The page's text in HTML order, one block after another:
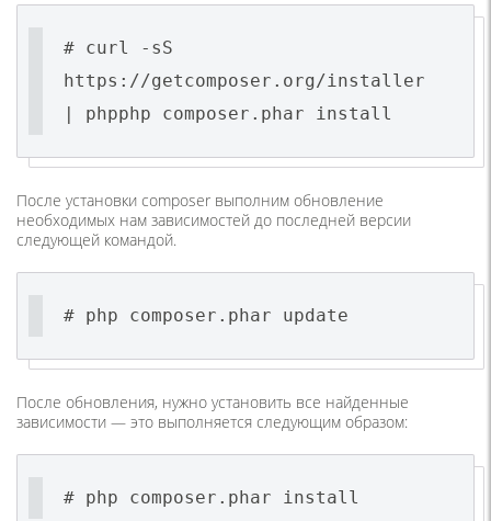
# curl -sS
https://getcomposer.org/installer
| phpphp composer.phar install
После установки composer выполним обновление
необходимых нам зависимостей до последней версии
следующей командой.
# php composer.phar update
После обновления, нужно установить все найденные
зависимости — это выполняется следующим образом:
# php composer.phar install